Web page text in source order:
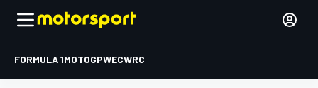
FORMULA 1MOTOGPWECWRC